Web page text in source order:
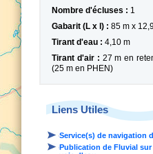
Nombre d'écluses : 1
Gabarit (L x l) : 85 m x
Tirant d'eau : 4,10 m
Tirant d'air : 27 m en
(25 m en PHEN)
Liens Utiles
Service(s) de navigation
Publication de Fluvial